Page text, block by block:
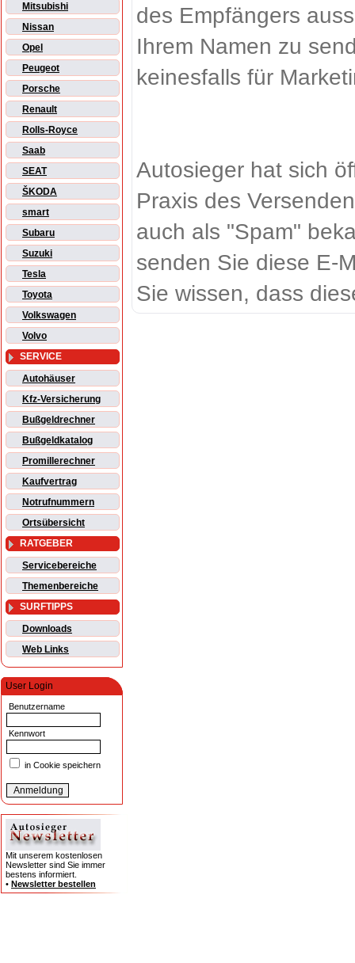
Mitsubishi
Nissan
Opel
Peugeot
Porsche
Renault
Rolls-Royce
Saab
SEAT
ŠKODA
smart
Subaru
Suzuki
Tesla
Toyota
Volkswagen
Volvo
SERVICE
Autohäuser
Kfz-Versicherung
Bußgeldrechner
Bußgeldkatalog
Promillerechner
Kaufvertrag
Notrufnummern
Ortsübersicht
RATGEBER
Servicebereiche
Themenbereiche
SURFTIPPS
Downloads
Web Links
User Login
Benutzername
Kennwort
in Cookie speichern
Mit unserem kostenlosen
Newsletter sind Sie immer
bestens informiert.
• Newsletter bestellen
des Empfängers
Ihrem Namen zu
keinesfalls für
Autosieger hat sich
Praxis des
auch als "Spam"
senden Sie diese E-
Sie wissen, dass